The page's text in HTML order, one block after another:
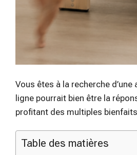
Vous êtes à la recherche
ligne pourrait bien être la
profitant des multiples
Table des matières